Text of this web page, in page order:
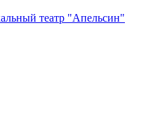
театр "Апельсин"